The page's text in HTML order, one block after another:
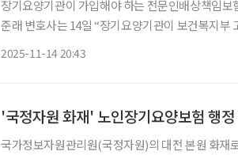
장기요양기관이 가입해야 하는 전문인배상책임보
준래 변호사는 14일 “장기요양기관이 보건복지부
2025-11-14 20:43
'국정자원 화재' 노인장기요양보험 행
국가정보자원관리원(국정자원)의 대전 본원 화재